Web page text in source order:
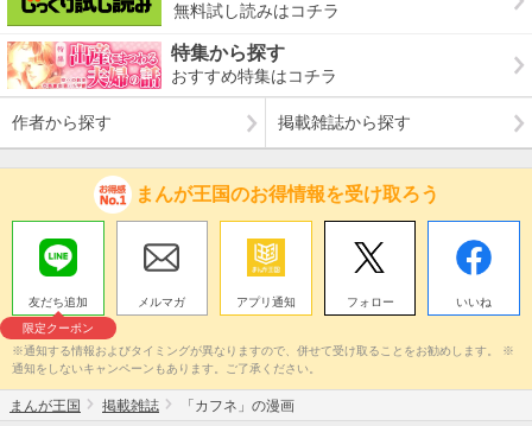
無料試し読みはコチラ
特集から探す
おすすめ特集はコチラ
作者から探す 掲載雑誌から探す
まんが王国のお得情報を受け取ろう
友だち追加
限定クーポン
メルマガ アプリ通知 フォロー いいね
※通知する情報およびタイミングが異なりますので、併せて受け取ることをお勧めします。 ※
通知をしないキャンペーンもあります。ご了承ください。
まんが王国 掲載雑誌 「カフネ」の漫画